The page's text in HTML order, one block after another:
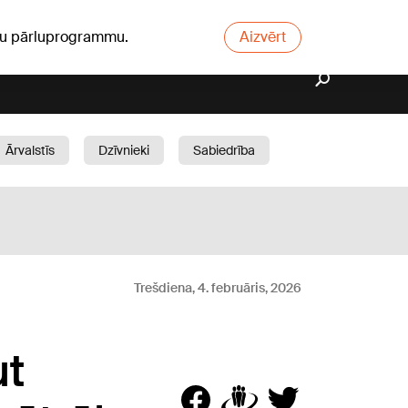
pārluprogrammu. Aizvērt
Ārvalstīs Dzīvnieki
Sabiedrība
Trešdiena, 4. februāris, 2026